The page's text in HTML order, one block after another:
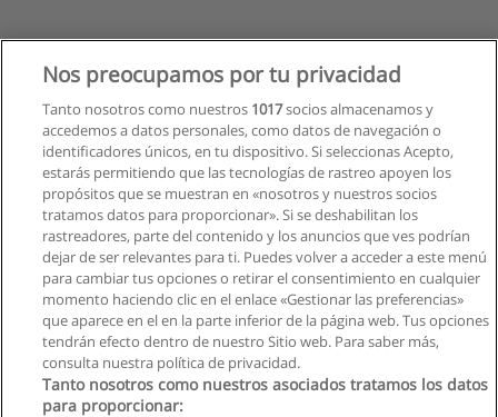
Nos preocupamos por tu privacidad
Tanto nosotros como nuestros 1017socios almacenamos y
accedemos a datos personales, como datos de navegación o
identificadores únicos, en tu dispositivo. Si seleccionas Acepto,
estarás permitiendo que las tecnologías de rastreo apoyen los
propósitos que se muestran en «nosotros y nuestros socios
tratamos datos para proporcionar». Si se deshabilitan los
rastreadores, parte del contenido y los anuncios que ves podrían
dejar de ser relevantes para ti. Puedes volver a acceder a este menú
para cambiar tus opciones o retirar el consentimiento en cualquier
momento haciendo clic en el enlace «Gestionar las preferencias»
que aparece en el en la parte inferior de la página web. Tus opciones
tendrán efecto dentro de nuestro Sitio web. Para saber más,
consulta nuestra política de privacidad.
Tanto nosotros como nuestros asociados tratamos los datos
para proporcionar: